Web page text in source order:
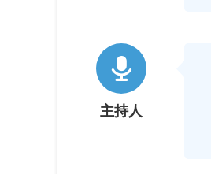

主持人